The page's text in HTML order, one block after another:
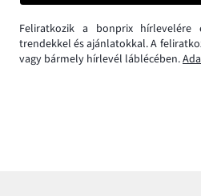
Feliratkozik a bonprix hírlevelére
trendekkel és ajánlatokkal. A
vagy bármely hírlevél láblécében.